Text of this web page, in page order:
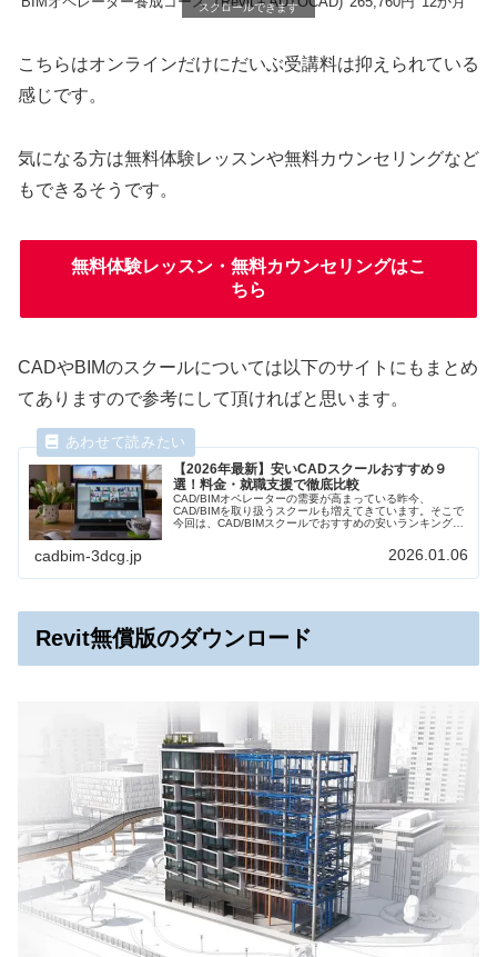
スクロールできます
こちらはオンラインだけにだいぶ受講料は抑えられている
感じです。
気になる方は無料体験レッスンや無料カウンセリングなど
もできるそうです。
無料体験レッスン・無料カウンセリングはこ
ちら
CADやBIMのスクールについては以下のサイトにもまとめ
てありますので参考にして頂ければと思います。
【2026年最新】安いCADスクールおすすめ９
選！料金・就職支援で徹底比較
CAD/BIMオペレーターの需要が高まっている昨今、
CAD/BIMを取り扱うスクールも増えてきています。そこで
今回は、CAD/BIMスクールでおすすめの安いランキングを
しスクール選びの参考にしていただければと思います。
cadbim-3dcg.jp 2026.01.06
Revit無償版のダウンロード